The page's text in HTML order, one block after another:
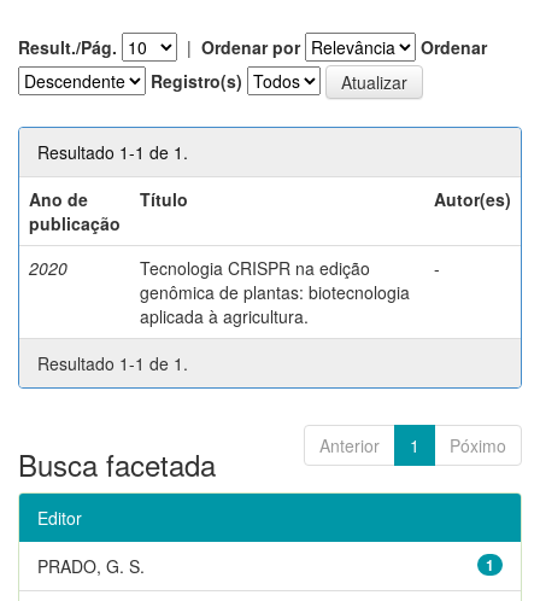
Result./Pág. | Ordenar por
Ordenar
Registro(s)
Resultado 1-1 de 1.
Ano de
publicação
Título Autor(es)
2020
Tecnologia CRISPR na edição
genômica de plantas: biotecnologia
aplicada à agricultura.
-
Resultado 1-1 de 1.
Anterior 1 Póximo
Busca facetada
Editor
1
PRADO, G. S.